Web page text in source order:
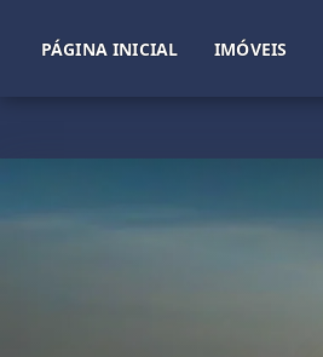
PÁGINA INICIAL IMÓVEIS